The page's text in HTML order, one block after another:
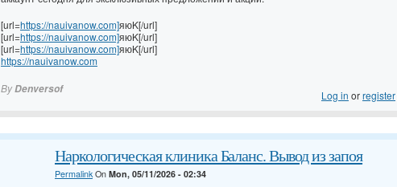
[url=https://nauivanow.com]яюK[/url]
[url=https://nauivanow.com]яюK[/url]
[url=https://nauivanow.com]яюK[/url]
https://nauivanow.com
ByDenversof Log in orregister
Наркологическая клиника Баланс. Вывод из запоя
PermalinkOn Mon, 05/11/2026 - 02:34